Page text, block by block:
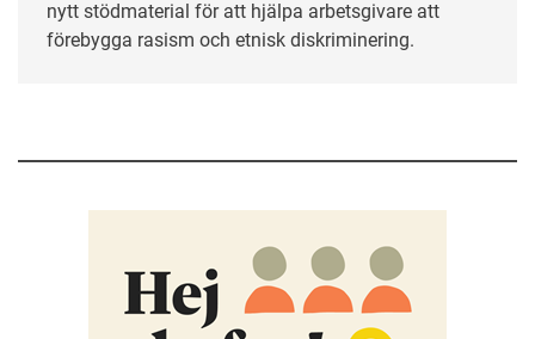
nytt stödmaterial för att hjälpa arbetsgivare att
förebygga rasism och etnisk diskriminering.